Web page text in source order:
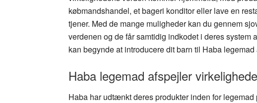
købmandshandel, et bageri konditor eller lave en
tjener. Med de mange muligheder kan du gennem
verdenen og de får samtidig indkodet i deres system
kan begynde at introducere dit barn til Haba
Haba legemad afspejler
Haba har udtænkt deres produkter inden for